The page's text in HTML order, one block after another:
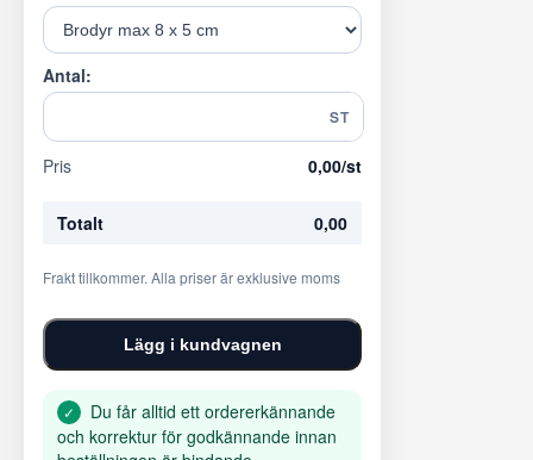
Antal:
ST
Pris 0,00/st
Totalt 0,00
Frakt tillkommer. Alla priser är exklusive moms
Lägg i kundvagnen
✓
Du får alltid ett ordererkännande
och korrektur för godkännande innan